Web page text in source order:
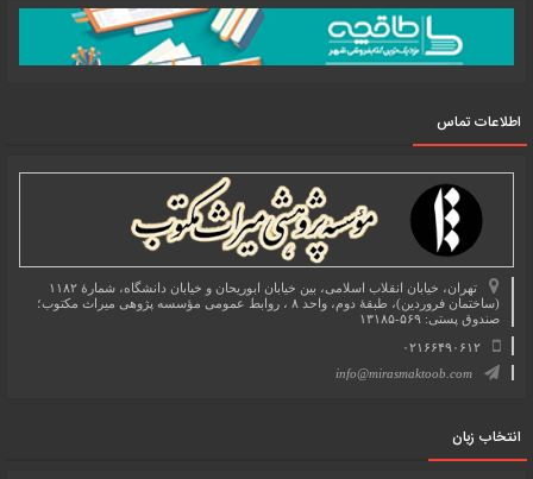
اطلاعات تماس
تهران، خیابان انقلاب اسلامی، بین خیابان ابوریحان و خیابان دانشگاه، شمارۀ ۱۱۸۲
(ساختمان فروردین)، طبقۀ دوم، واحد ۸ ، روابط عمومی مؤسسه پژوهی میراث مکتوب؛
صندوق پستی: ۵۶۹-۱۳۱۸۵
۰۲۱۶۶۴۹۰۶۱۲
info@mirasmaktoob.com
انتخاب زبان